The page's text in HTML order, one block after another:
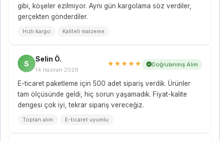
gibi, köşeler ezilmiyor. Aynı gün kargolama söz verdiler,
gerçekten gönderdiler.
Hızlı kargo Kaliteli malzeme
S
Selin Ö.
14 Haziran 2026
★★★★★ Doğrulanmış Alım
E-ticaret paketleme için 500 adet sipariş verdik. Ürünler
tam ölçüsünde geldi, hiç sorun yaşamadık. Fiyat-kalite
dengesi çok iyi, tekrar sipariş vereceğiz.
Toptan alım E-ticaret uyumlu